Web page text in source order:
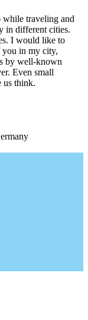
while traveling and
in different cities.
I would like to
in my city,
by well-known
Even small
us think.